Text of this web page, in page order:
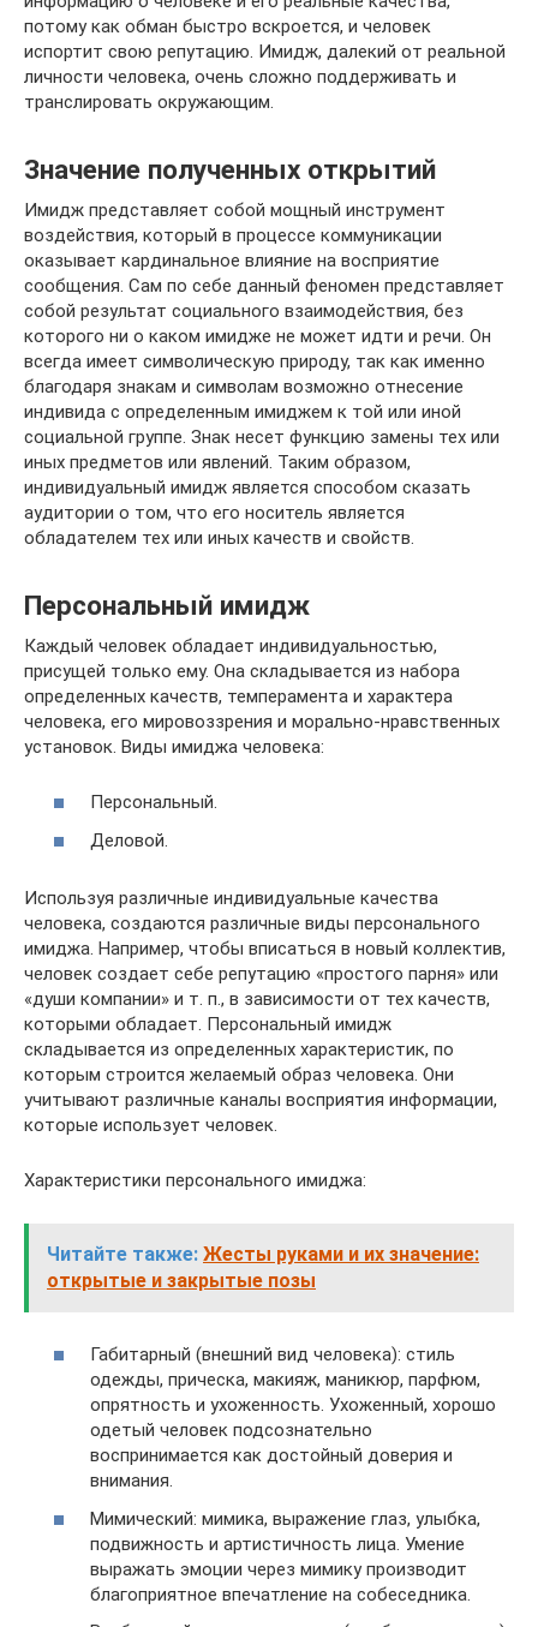
потому как обман быстро вскроется, и человек
испортит свою репутацию. Имидж, далекий от реальной
личности человека, очень сложно поддерживать и
транслировать окружающим.
Значение полученных открытий
Имидж представляет собой мощный инструмент
воздействия, который в процессе коммуникации
оказывает кардинальное влияние на восприятие
сообщения. Сам по себе данный феномен представляет
собой результат социального взаимодействия, без
которого ни о каком имидже не может идти и речи. Он
всегда имеет символическую природу, так как именно
благодаря знакам и символам возможно отнесение
индивида с определенным имиджем к той или иной
социальной группе. Знак несет функцию замены тех или
иных предметов или явлений. Таким образом,
индивидуальный имидж является способом сказать
аудитории о том, что его носитель является
обладателем тех или иных качеств и свойств.
Персональный имидж
Каждый человек обладает индивидуальностью,
присущей только ему. Она складывается из набора
определенных качеств, темперамента и характера
человека, его мировоззрения и морально-нравственных
установок. Виды имиджа человека:
Персональный.
Деловой.
Используя различные индивидуальные качества
человека, создаются различные виды персонального
имиджа. Например, чтобы вписаться в новый коллектив,
человек создает себе репутацию «простого парня» или
«души компании» и т. п., в зависимости от тех качеств,
которыми обладает. Персональный имидж
складывается из определенных характеристик, по
которым строится желаемый образ человека. Они
учитывают различные каналы восприятия информации,
которые использует человек.
Характеристики персонального имиджа:
Читайте также: Жесты руками и их значение:
открытые и закрытые позы
Габитарный (внешний вид человека): стиль
одежды, прическа, макияж, маникюр, парфюм,
опрятность и ухоженность. Ухоженный, хорошо
одетый человек подсознательно
воспринимается как достойный доверия и
внимания.
Мимический: мимика, выражение глаз, улыбка,
подвижность и артистичность лица. Умение
выражать эмоции через мимику производит
благоприятное впечатление на собеседника.